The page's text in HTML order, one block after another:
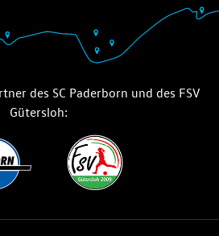
des SC Paderborn und des FSV
Gütersloh: